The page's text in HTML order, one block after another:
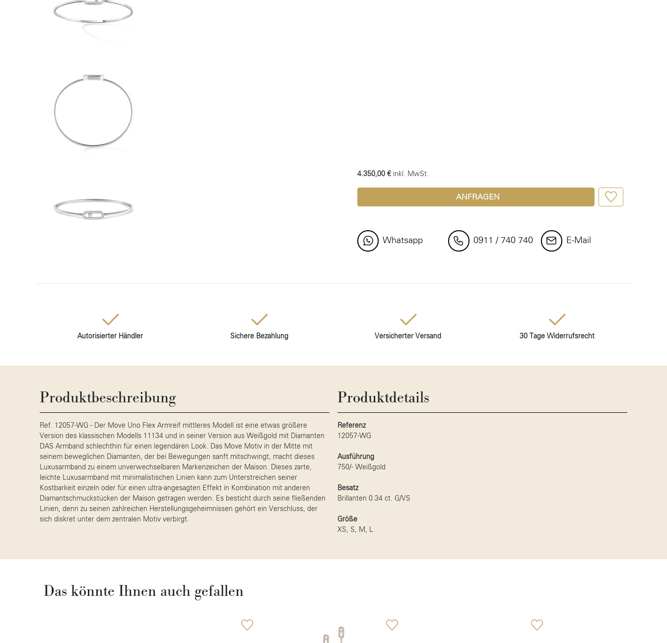
4.350,00 € inkl. MwSt.
ANFRAGEN
Whatsapp 0911 / 740 740 E-Mail
Autorisierter Händler Sichere Bezahlung Versicherter Versand 30 Tage Widerrufsrecht
Produktbeschreibung
Ref. 12057-WG - Der Move Uno Flex Armreif mittleres Modell ist eine etwas größere
Version des klassischen Modells 11134 und in seiner Version aus Weißgold mit Diamanten
DAS Armband schlechthin für einen legendären Look. Das Move Motiv in der Mitte mit
seinem beweglichen Diamanten, der bei Bewegungen sanft mitschwingt, macht dieses
Luxusarmband zu einem unverwechselbaren Markenzeichen der Maison. Dieses zarte,
leichte Luxusarmband mit minimalistischen Linien kann zum Unterstreichen seiner
Kostbarkeit einzeln oder für einen ultra-angesagten Effekt in Kombination mit anderen
Diamantschmuckstücken der Maison getragen werden. Es besticht durch seine fließenden
Linien, denn zu seinen zahlreichen Herstellungsgeheimnissen gehört ein Verschluss, der
sich diskret unter dem zentralen Motiv verbirgt.
Produktdetails
Referenz
12057-WG
Ausführung
750/- Weißgold
Besatz
Brillanten 0.34 ct. G/VS
Größe
XS, S, M, L
Das könnte Ihnen auch gefallen